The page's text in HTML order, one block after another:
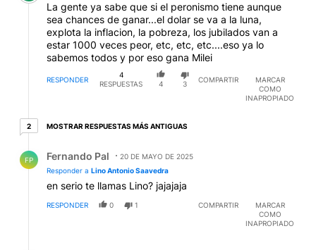
La gente ya sabe que si el peronismo tiene aunque
sea chances de ganar...el dolar se va a la luna,
explota la inflacion, la pobreza, los jubilados van a
estar 1000 veces peor, etc, etc, etc....eso ya lo
sabemos todos y por eso gana Milei
RESPONDER
4
RESPUESTAS
4 3
COMPARTIR
MARCAR
COMO
INAPROPIADO
22 respuestas más antiguas
MOSTRAR RESPUESTAS MÁS ANTIGUAS
FP Fernando Pal
20 DE MAYO DE 2025
Responder a Lino Antonio Saavedra
en serio te llamas Lino? jajajaja
RESPONDER 0 1 COMPARTIR
MARCAR
COMO
INAPROPIADO